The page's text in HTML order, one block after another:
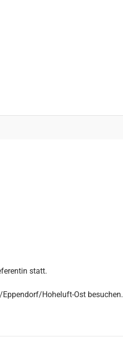
statt.
Eppendorf/Hoheluft-Ost besuchen.